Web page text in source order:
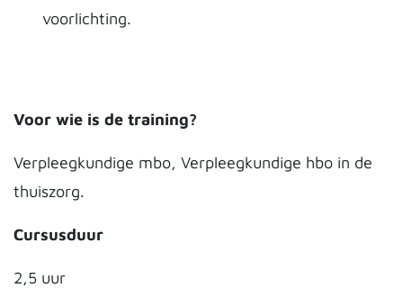
voorlichting.
Voor wie is de training?
Verpleegkundige mbo, Verpleegkundige hbo in de
thuiszorg.
Cursusduur
2,5 uur